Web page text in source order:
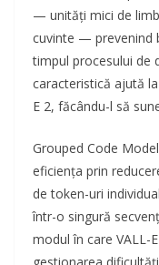
— unități mici de
cuvinte — prevenind
timpul procesului de
caracteristică ajută
E 2, făcându-l să
Grouped Code
eficiența prin
de token-uri
într-o singură
modul în care VALL-